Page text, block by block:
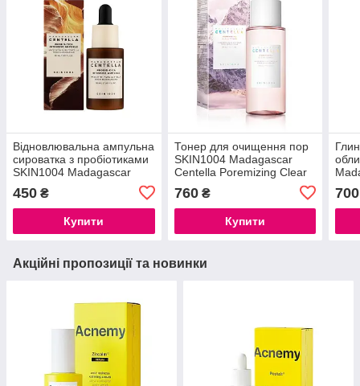
Відновлювальна ампульна
сироватка з пробіотиками
SKIN1004 Madagascar
Intensive Ampoule 30ml
450 ₴
Купити
Тонер для очищення пор
SKIN1004 Madagascar
Centella Poremizing Clear
760₴
Купити
700
Акційні пропозиції та новинки